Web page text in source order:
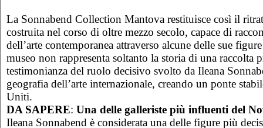
La Sonnabend Collection Mantova restituisce così il
costruita nel corso di oltre mezzo secolo, capace di
dell’arte contemporanea attraverso alcune delle sue
museo non rappresenta soltanto la storia di una raccolta
testimonianza del ruolo decisivo svolto da Ileana
geografia dell’arte internazionale, creando un ponte
Uniti.
DA SAPERE: Una delle galleriste più influenti del
Ileana Sonnabend è considerata una delle figure più